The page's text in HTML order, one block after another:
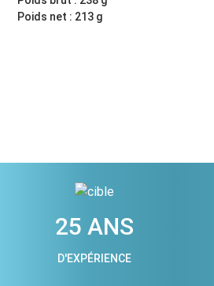
Poids net : 213 g
25 ANS
D'EXPÉRIENCE